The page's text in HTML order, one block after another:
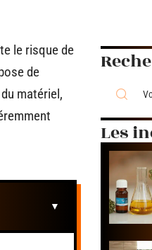
le risque de
de
matériel,
Les